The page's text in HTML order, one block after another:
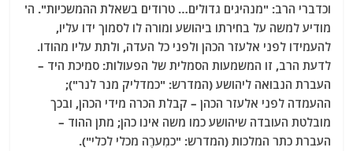
וכדברי הרב: "מנהיגים גדולים… טרודים בשאלת ההמשכיות". ה'
מודיע למשה על בחירתו ביהושע ומורה לו לסמוך ידו עליו,
להעמידו לפני אלעזר הכהן ולפני כל העדה, ולתת עליו מהודו.
לדעת הרב, זו המשמעות הסמלית של הפעולות: סמיכת היד –
העברת הנבואה ליהושע (המדרש: "כמדליק מנר לנר");
ההעמדה לפני אלעזר הכהן – קבלת הכרה מידי הכהן, ובכך
מובלטת העובדה שיהושע כמו משה אינו כהן; מתן ההוד –
העברת כתר המלכות (המדרש: "כמְערֶה מכלי לכלי").